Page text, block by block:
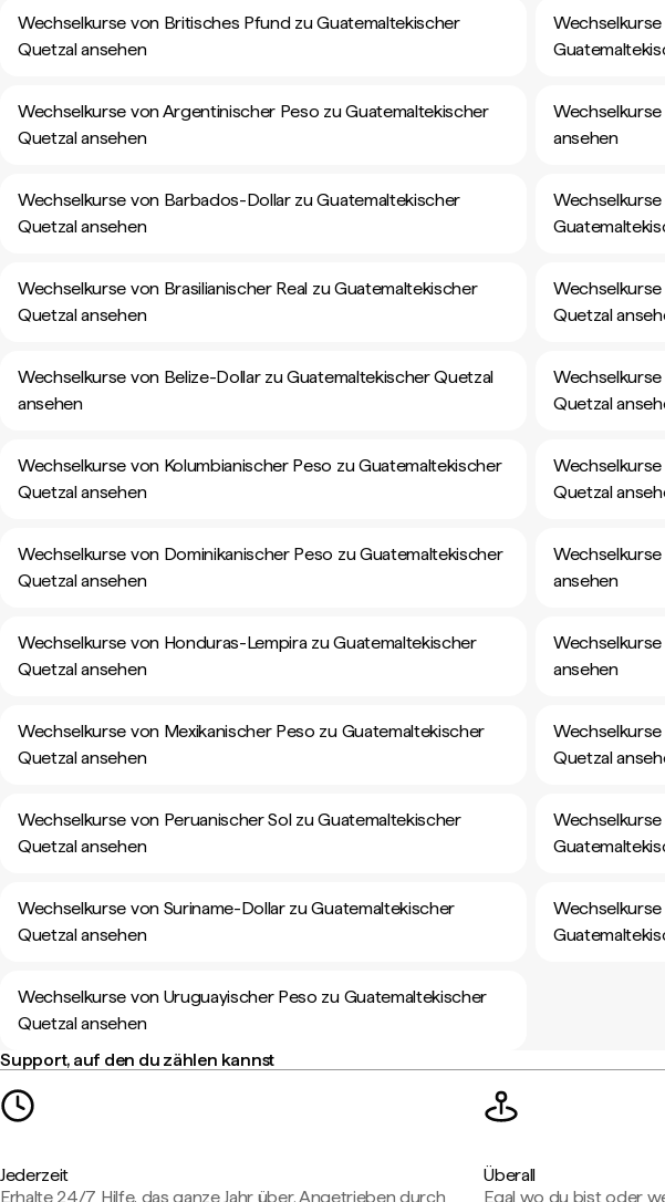
Wechselkurse von Britisches Pfund zu Guatemaltekischer
Quetzal ansehen
Wechselkurse von Argentinischer Peso zu Guatemaltekischer
Quetzal ansehen
ansehen
Wechselkurse von Barbados-Dollar zu Guatemaltekischer
Quetzal ansehen
Wechselkurse von Brasilianischer Real zu Guatemaltekischer
Quetzal ansehen
Quetzal
Wechselkurse von Belize-Dollar zu Guatemaltekischer Quetzal
ansehen
Quetzal
Wechselkurse von Kolumbianischer Peso zu Guatemaltekischer
Quetzal ansehen
Quetzal
Wechselkurse von Dominikanischer Peso zu Guatemaltekischer
Quetzal ansehen
ansehen
Wechselkurse von Honduras-Lempira zu Guatemaltekischer
Quetzal ansehen
ansehen
Wechselkurse von Mexikanischer Peso zu Guatemaltekischer
Quetzal ansehen
Quetzal
Wechselkurse von Peruanischer Sol zu Guatemaltekischer
Quetzal ansehen
Wechselkurse von Suriname-Dollar zu Guatemaltekischer
Quetzal ansehen
Wechselkurse von Uruguayischer Peso zu Guatemaltekischer
Quetzal ansehen
Support, auf den du zählen kannst
Jederzeit
Erhalte 24/7 Hilfe, das ganze Jahr über. Angetrieben durch
Überall
Egal wo du bist oder